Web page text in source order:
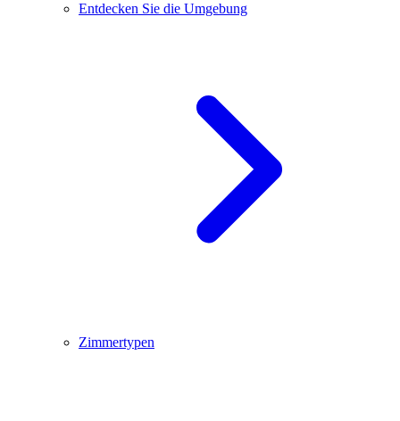
Entdecken Sie die Umgebung
Zimmertypen